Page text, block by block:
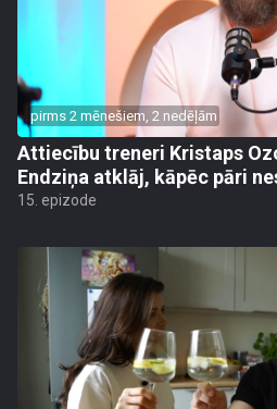
pirms 2 mēnešiem, 2 nedēļām
Attiecību treneri Kristaps
Endziņa atklāj, kāpēc pāri
15. epizode